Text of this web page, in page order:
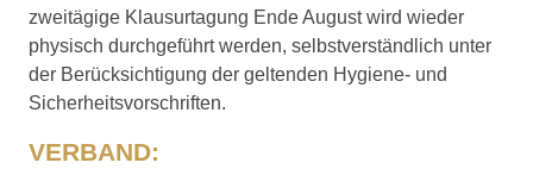
zweitägige Klausurtagung Ende August wird wieder
physisch durchgeführt werden, selbstverständlich unter
der Berücksichtigung der geltenden Hygiene- und
Sicherheitsvorschriften.
VERBAND: